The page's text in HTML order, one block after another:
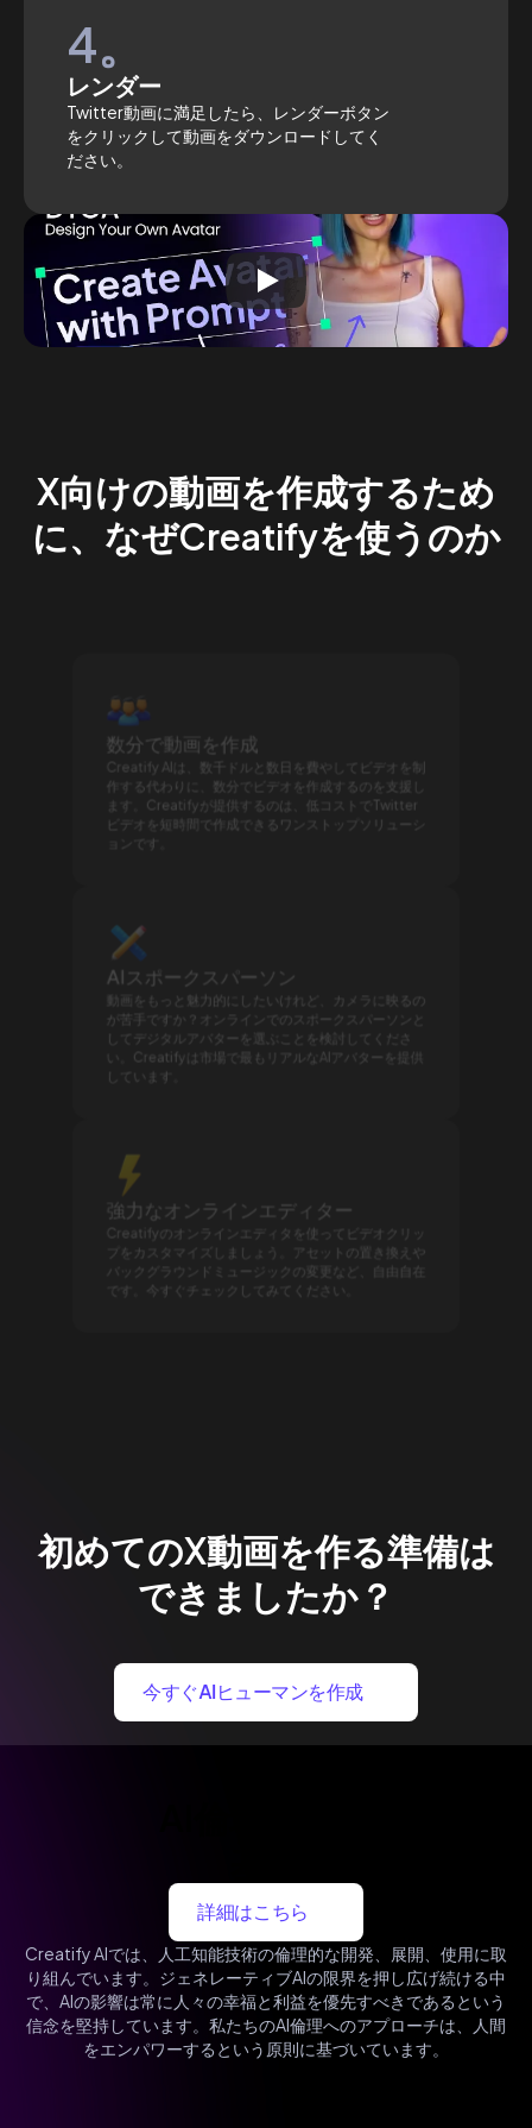
4。
レンダー
Twitter動画に満足したら、レンダーボタン
をクリックして動画をダウンロードしてく
ださい。
X向けの動画を作成するため
に、なぜCreatifyを使うのか
数分で動画を作成
Creatify AIは、数千ドルと数日を費やしてビデオを制
作する代わりに、数分でビデオを作成するのを支援し
ます。Creatifyが提供するのは、低コストでTwitter
ビデオを短時間で作成できるワンストップソリューシ
ョンです。
AIスポークスパーソン
動画をもっと魅力的にしたいけれど、カメラに映るの
が苦手ですか？オンラインでのスポークスパーソンと
してデジタルアバターを選ぶことを検討してくださ
い。Creatifyは市場で最もリアルなAIアバターを提供
しています。
強力なオンラインエディター
Creatifyのオンラインエディタを使ってビデオクリッ
プをカスタマイズしましょう。アセットの置き換えや
バックグラウンドミュージックの変更など、自由自在
です。今すぐチェックしてみてください。
初めてのX動画を作る準備は
できましたか？
90万人以上のパワーユーザーが集うコミュニティに参加し、無
料でアバター動画を作り始めましょう。
今すぐAIヒューマンを作成
詳細はこちら
Creatify AIでは、人工知能技術の倫理的な開発、展開、使用に取
り組んでいます。ジェネレーティブAIの限界を押し広げ続ける中
で、AIの影響は常に人々の幸福と利益を優先すべきであるという
信念を堅持しています。私たちのAI倫理へのアプローチは、人間
をエンパワーするという原則に基づいています。